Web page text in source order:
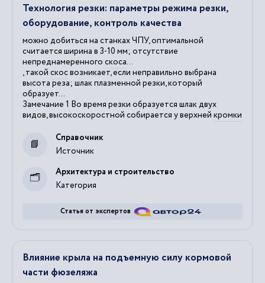
Технология резки: параметры режима резки,
оборудование, контроль качества
можно добиться на станках ЧПУ, оптимальной
считается ширина в 3-10 мм; отсутствие
непреднамеренного скоса...
, такой скосвозникает, если неправильно выбрана
высота реза; шлак плазменной резки, который
образует...
Замечание 1 Во время резки образуется шлак двух
видов, высокоскоростной собирается у верхней кромки
Источник
Справочник
Категория
Архитектура и строительство
Статья от экспертов
Влияние крыла на подъемную силу кормовой
части фюзеляжа